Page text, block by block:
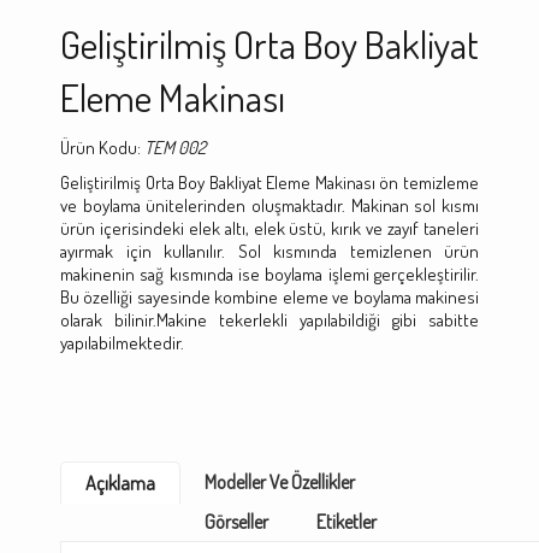
Geliştirilmiş Orta Boy Bakliyat
Eleme Makinası
Ürün Kodu: TEM 002
Geliştirilmiş Orta Boy Bakliyat Eleme Makinası ön temizleme
ve boylama ünitelerinden oluşmaktadır. Makinan sol kısmı
ürün içerisindeki elek altı, elek üstü, kırık ve zayıf taneleri
ayırmak için kullanılır. Sol kısmında temizlenen ürün
makinenin sağ kısmında ise boylama işlemi gerçekleştirilir.
Bu özelliği sayesinde kombine eleme ve boylama makinesi
olarak bilinir.Makine tekerlekli yapılabildiği gibi sabitte
yapılabilmektedir.
Açıklama
Modeller Ve Özellikler
Görseller
Etiketler